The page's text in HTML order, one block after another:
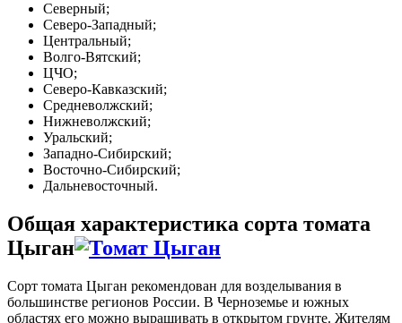
Северный;
Северо-Западный;
Центральный;
Волго-Вятский;
ЦЧО;
Северо-Кавказский;
Средневолжский;
Нижневолжский;
Уральский;
Западно-Сибирский;
Восточно-Сибирский;
Дальневосточный.
Общая характеристика сорта томата
Цыган
Сорт томата Цыган рекомендован для возделывания в
большинстве регионов России. В Черноземье и южных
областях его можно выращивать в открытом грунте. Жителям